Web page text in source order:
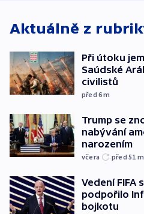
Aktuálně z
Při útoku
Saúdské
civilistů
před 6m
Trump se
nabývání
narozením
včera před 51 m
Vedení FIFA
podpořilo
bojkotu